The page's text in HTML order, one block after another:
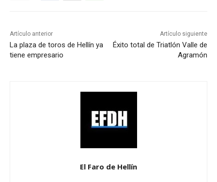
Artículo anterior
La plaza de toros de Hellín ya
tiene empresario
Artículo siguiente
Éxito total de Triatlón Valle de
Agramón
El Faro de Hellín